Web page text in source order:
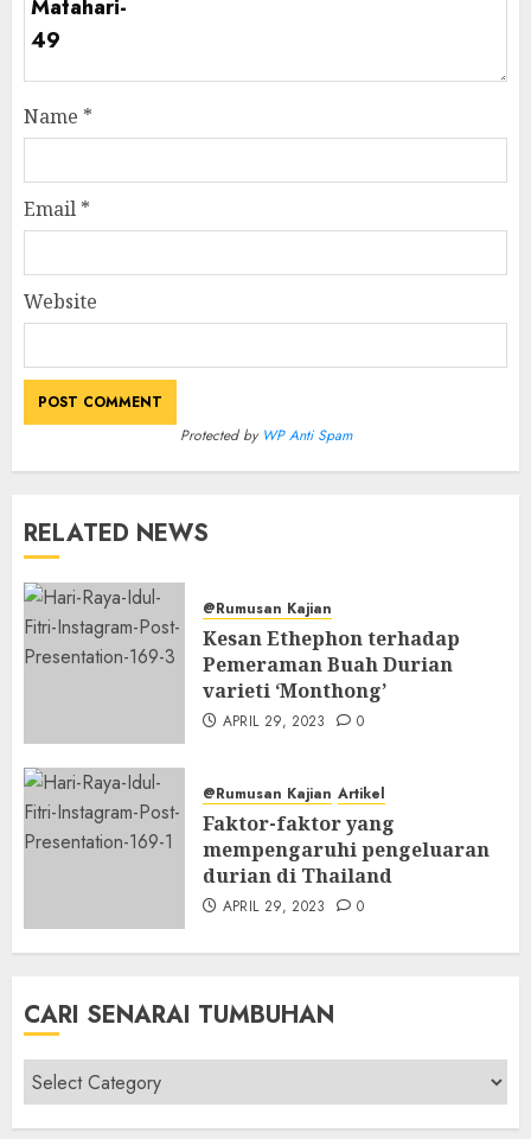
Name *
Email *
Website
Protected by WP Anti Spam
RELATED NEWS
@Rumusan Kajian
Kesan Ethephon terhadap
Pemeraman Buah Durian
varieti ‘Monthong’
APRIL 29, 2023 0
@Rumusan Kajian Artikel
Faktor-faktor yang
mempengaruhi pengeluaran
durian di Thailand
APRIL 29, 2023 0
CARI SENARAI TUMBUHAN
Cari
Senarai
Tumbuhan